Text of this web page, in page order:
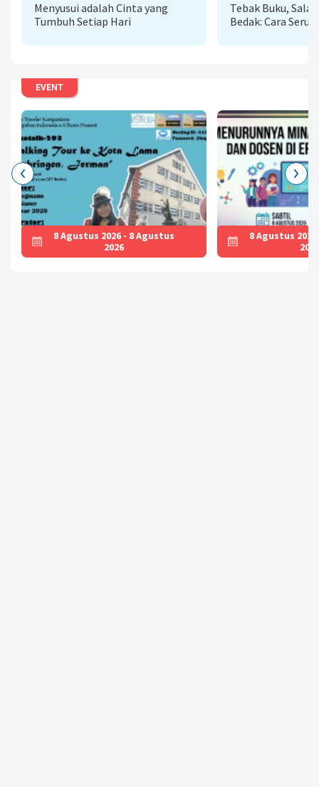
Menyusui adalah Cinta yang
Tumbuh Setiap Hari
Tebak Buku,
Bedak: Cara Seru
EVENT
8 Agustus 2026 - 8 Agustus
2026
8 Agustus
2026